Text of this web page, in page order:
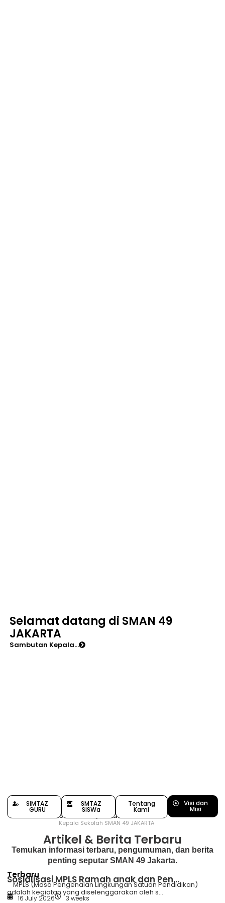
Selamat datang di SMAN 49
JAKARTA
Sambutan Kepala...
Siswanto, S.Pd
Kepala Sekolah SMAN 49 JAKARTA
SIMTAZ
GURU
SMTAZ
SISWa
Tentang
Kami
Visi dan
Misi
Artikel & Berita Terbaru
Temukan informasi terbaru, pengumuman, dan berita
penting seputar SMAN 49 Jakarta.
Terbaru
Sosialisasi MPLS Ramah anak dan Pen...
MPLS (Masa Pengenalan Lingkungan Satuan Pendidikan)
adalah kegiatan yang diselenggarakan oleh s...
16 July 2026 3 weeks